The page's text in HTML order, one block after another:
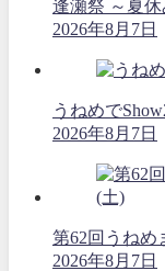
逢瀬祭 ～夏
2026年8月7日
うねめで
2026年8月7日
第62回うね
2026年8月7日